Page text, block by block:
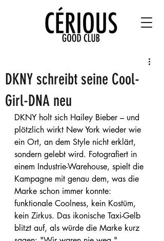
DKNY schreibt seine Cool-
Girl-DNA neu
DKNY holt sich Hailey Bieber – und
plötzlich wirkt New York wieder wie
ein Ort, an dem Style nicht erklärt,
sondern gelebt wird. Fotografiert in
einem Industrie-Warehouse, spielt die
Kampagne mit genau dem, was die
Marke schon immer konnte:
funktionale Coolness, kein Kostüm,
kein Zirkus. Das ikonische Taxi-Gelb
blitzt auf, als würde die Marke kurz